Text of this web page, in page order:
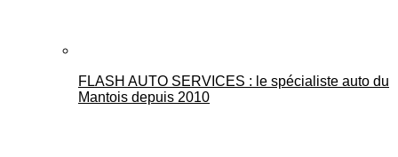
FLASH AUTO SERVICES : le spécialiste auto du
Mantois depuis 2010